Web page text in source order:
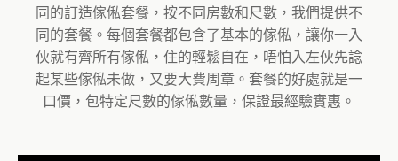
同的訂造傢俬套餐，按不同房數和尺數，我們提供不
同的套餐。每個套餐都包含了基本的傢俬，讓你一入
伙就有齊所有傢俬，住的輕鬆自在，唔怕入左伙先諗
起某些傢俬未做，又要大費周章。套餐的好處就是一
口價，包特定尺數的傢俬數量，保證最經驗實惠。